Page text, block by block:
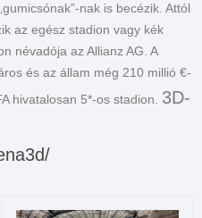
nak is becézik. Attól
az egész stadion vagy kék
névadója az Allianz AG. A
és az állam még 210 millió €-
hivatalosan 5*-os stadion. 3D-